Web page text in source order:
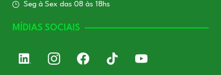
Seg à Sex das 08 às 18hs
MÍDIAS SOCIAIS